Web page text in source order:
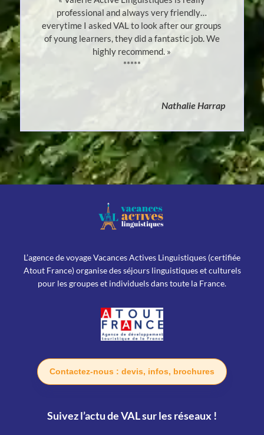
professional and always very friendly…
everytime I asked VAL to look after our groups
of young learners, they did a fantastic job. We
highly recommend. »
*****
Nathalie Harrap
L’agence de voyage Vacances Actives Linguistiques (certifiée
Atout France) organise des séjours linguistiques et culturels
pour les groupes et individuels dans toute la France.
Contactez-nous : devis, infos, brochures
Suivez l’actu de VAL sur les réseaux !